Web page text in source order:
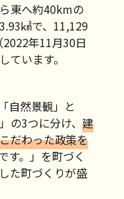
東へ約40kmの
㎢で、11,129
年11月30日
ています。
自然景観」と
の3つに分け、 建
だわった政策を
す。」を町づく
た町づくりが盛